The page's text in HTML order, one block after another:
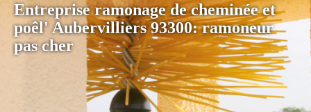
Entreprise ramonage de cheminée et
poêl' Aubervilliers 93300: ramoneur
pas cher